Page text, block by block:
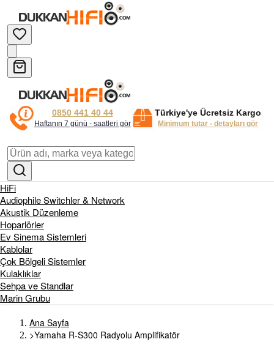
0850 441 40 44
Haftanın 7 günü - saatleri gör
Türkiye'ye Ücretsiz Kargo
Minimum tutar - detayları gör
HiFi
Audiophile Switchler & Network
Akustik Düzenleme
Hoparlörler
Ev Sinema Sistemleri
Kablolar
Çok Bölgeli Sistemler
Kulaklıklar
Sehpa ve Standlar
Marin Grubu
Ana Sayfa
>Yamaha R-S300 Radyolu Amplifikatör